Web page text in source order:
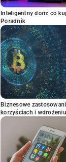
Inteligentny dom: co
Poradnik
Biznesowe
korzyściach i wdrożeniu